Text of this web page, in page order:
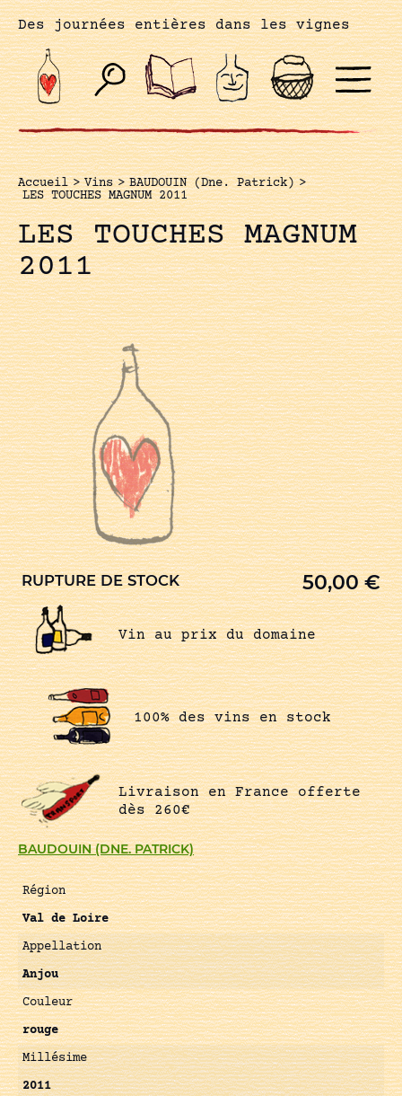
Des journées entières dans les vignes
Accueil > Vins > BAUDOUIN (Dne. Patrick) >
LES TOUCHES MAGNUM 2011
LES TOUCHES MAGNUM
2011
BAUDOUIN (DNE. PATRICK)
Région
Val de Loire
Appellation
Anjou
Couleur
rouge
Millésime
2011
RUPTURE DE STOCK 50,00€
Vin au prix du domaine
100% des vins en stock
Livraison en France offerte
dès 260€